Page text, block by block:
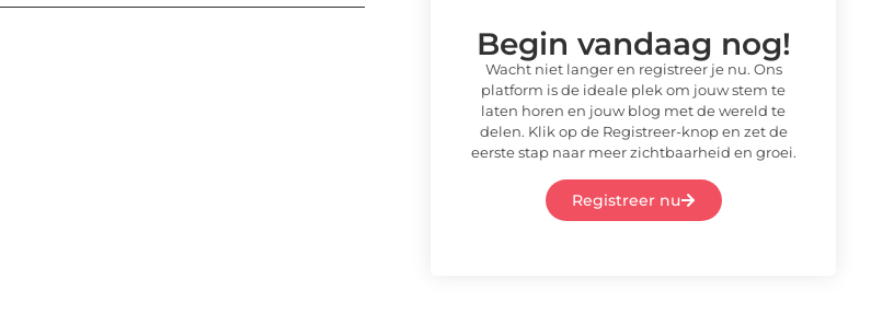
Begin vandaag nog!
Wacht niet langer en registreer je nu. Ons
platform is de ideale plek om jouw stem te
laten horen en jouw blog met de wereld te
delen. Klik op de Registreer-knop en zet de
eerste stap naar meer zichtbaarheid en groei.
Registreer nu